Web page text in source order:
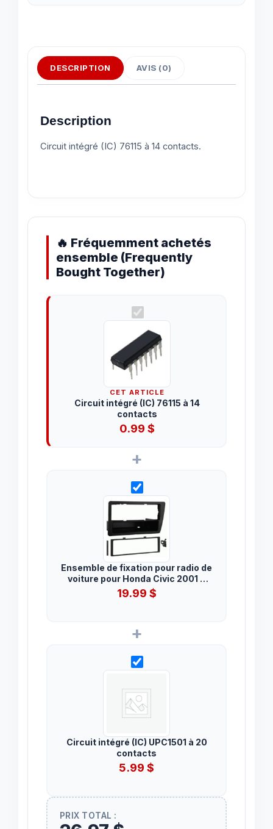
DESCRIPTION AVIS (0)
Description
Circuit intégré (IC) 76115 à 14 contacts.
🔥 Fréquemment achetés
ensemble (Frequently
Bought Together)
CET ARTICLE
Circuit intégré (IC) 76115 à 14
contacts
0.99$
+
Ensemble de fixation pour radio de
voiture pour Honda Civic 2001 à
2005
19.99 $
+
Circuit intégré (IC) UPC1501 à 20
contacts
5.99 $
PRIX TOTAL :